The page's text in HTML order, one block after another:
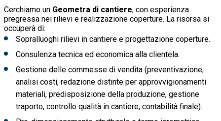
Cerchiamo un Geometra di cantiere, con esperienza
pregressa nei rilievi e realizzazione coperture. La risorsa si
occuperà di:
Sopralluoghi rilievi in cantiere e progettazione coperture.
Consulenza tecnica ed economica alla clientela.
Gestione delle commesse di vendita (preventivazione,
analisi costi, redazione distinte per approvvigionamenti
materiali, predisposizione della produzione, gestione
traporto, controllo qualità in cantiere, contabilità finale).